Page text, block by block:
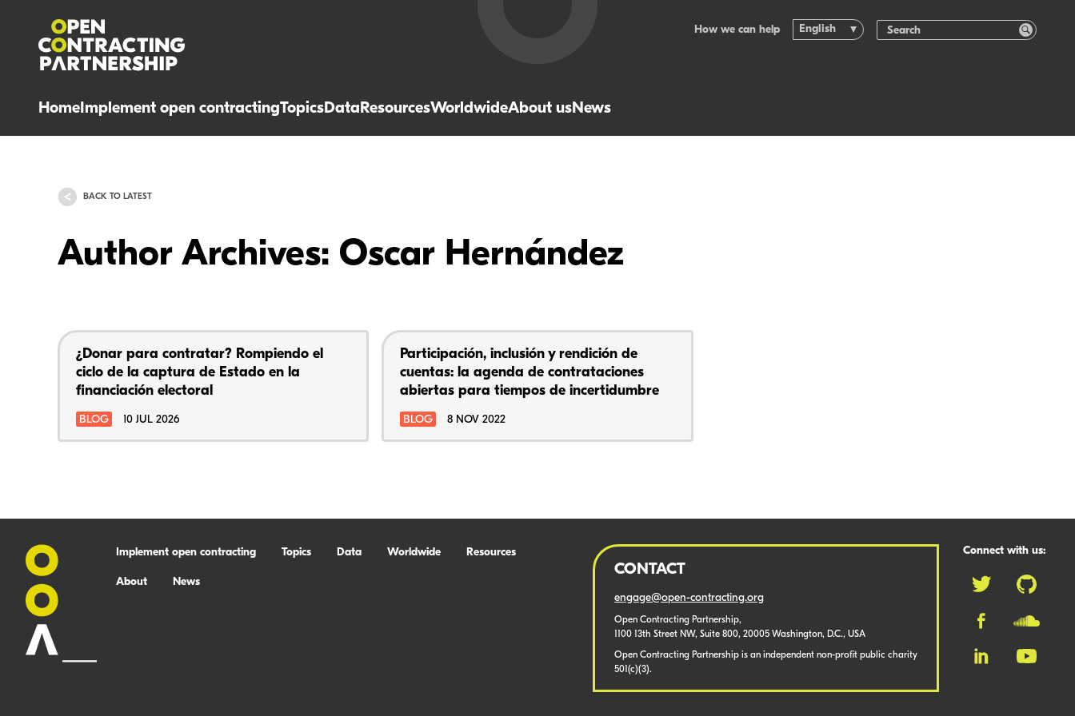
HomeImplement open contractingTopicsDataResourcesWorldwideAbout usNews
How we can help English
BACK TO LATEST
Author Archives: Oscar Hernández
¿Donar para contratar? Rompiendo el
ciclo de la captura de Estado en la
financiación electoral
BLOG 10 JUL 2026
Participación, inclusión y rendición de
cuentas: la agenda de contrataciones
abiertas para tiempos de incertidumbre
BLOG 8 NOV 2022
Implement open contracting Topics Data Worldwide Resources
About News
CONTACT
engage@open-contracting.org
Open Contracting Partnership,
1100 13th Street NW, Suite 800, 20005 Washington, D.C., USA
Open Contracting Partnership is an independent non-profit public charity
501(c)(3).
Connect with us: